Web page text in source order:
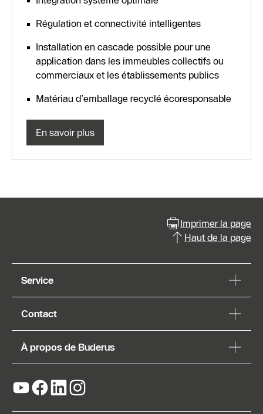
Régulation et connectivité intelligentes
Installation en cascade possible pour une
application dans les immeubles collectifs ou
commerciaux et les établissements publics
Matériau d’emballage recyclé écoresponsable
En savoir plus
Imprimer la page
Haut de la page
Service
Contact
À propos de Buderus